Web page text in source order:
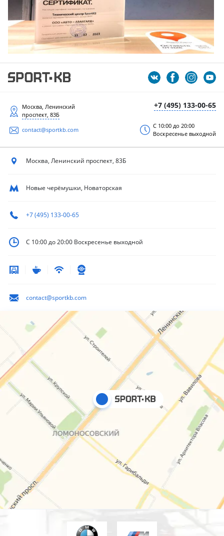
+7 (495) 133-00-65
Москва, Ленинский
проспект, 83Б
contact@sportkb.com
С 10:00 до 20:00
Воскресенье выходной
Москва, Ленинский проспект, 83Б
Новые черёмушки, Новаторская
+7 (495) 133-00-65
С 10:00 до 20:00 Воскресенье выходной
contact@sportkb.com